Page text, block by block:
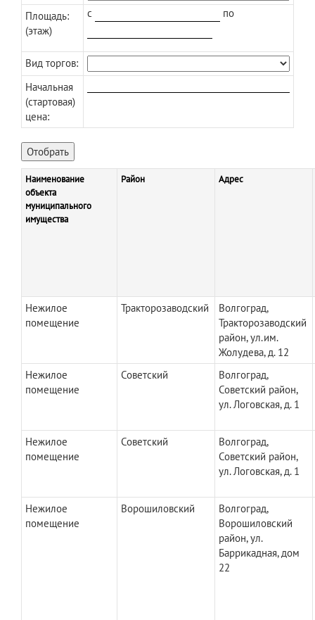
Площадь:
(этаж)
c по
Вид торгов:
Начальная
(стартовая)
цена:
Наименование
объекта
муниципального
имущества
Район Адрес
Нежилое
помещение
Тракторозаводский
Волгоград,
Тракторозаводский
район, ул.им.
Жолудева, д. 12
Нежилое
помещение
Советский
Волгоград,
Советский район,
ул. Логовская, д. 1
Нежилое
помещение
Советский
Волгоград,
Советский район,
ул. Логовская, д. 1
Нежилое
помещение
Ворошиловский
Волгоград,
Ворошиловский
район, ул.
Баррикадная, дом
22